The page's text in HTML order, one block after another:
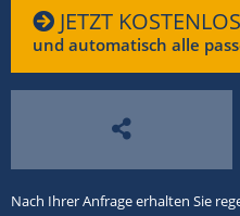
JETZT
und automatisch alle
Nach Ihrer Anfrage erhalten Sie